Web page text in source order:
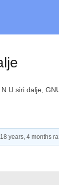
N U siri dalje,
18 years, 4 months